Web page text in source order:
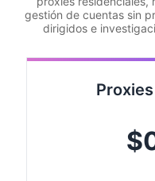
gestión de cuentas sin
dirigidos e